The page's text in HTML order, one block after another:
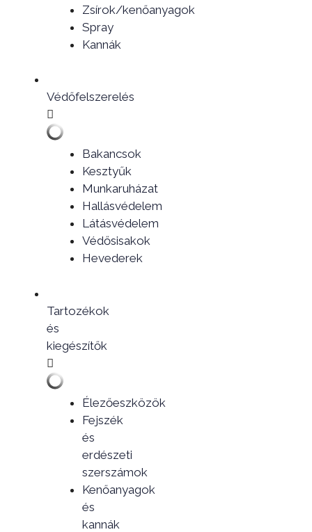
Zsírok/kenőanyagok
Spray
Kannák
Védőfelszerelés
Bakancsok
Kesztyűk
Munkaruházat
Hallásvédelem
Látásvédelem
Védősisakok
Hevederek
Tartozékok
és
kiegészítők
Élezőeszközök
Fejszék
és
erdészeti
szerszámok
Kenőanyagok
és
kannák